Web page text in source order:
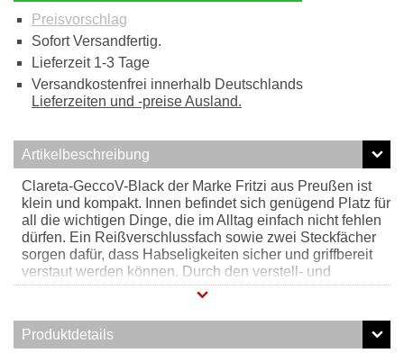
Preisvorschlag
Sofort Versandfertig.
Lieferzeit 1-3 Tage
Versandkostenfrei innerhalb Deutschlands
Lieferzeiten und -preise Ausland.
Artikelbeschreibung
Clareta-GeccoV-Black der Marke Fritzi aus Preußen ist
klein und kompakt. Innen befindet sich genügend Platz für
all die wichtigen Dinge, die im Alltag einfach nicht fehlen
dürfen. Ein Reißverschlussfach sowie zwei Steckfächer
sorgen dafür, dass Habseligkeiten sicher und griffbereit
verstaut werden können. Durch den verstell- und
abnehmbaren Schultergurt kann diese Henkeltasche
werden. Dazu überzeugt diese Tasche durch ihren
trendigen Vintage-Look.
Produktdetails